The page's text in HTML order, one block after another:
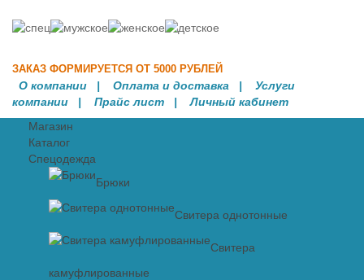
ЗАКАЗ ФОРМИРУЕТСЯ ОТ 5000 РУБЛЕЙ
О компании | Оплата и доставка | Услуги
компании | Прайс лист |Личный кабинет
Магазин
Каталог
Спецодежда
Брюки
Свитера однотонные
Свитера
камуфлированные